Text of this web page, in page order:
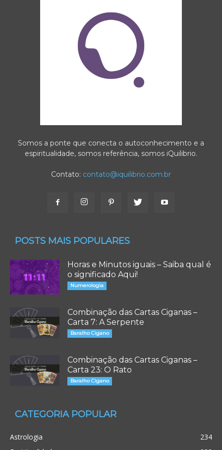
Somos a ponte que conecta o autoconhecimento e a
espiritualidade, somos referência, somos iQuilibrio.
Contato: contato@iquilibrio.com.br
POSTS MAIS POPULARES
Horas e Minutos iguais – Saiba qual é
o significado Aqui!
Numerologia
Combinação das Cartas Ciganas –
Carta 7: A Serpente
Baralho Cigano
Combinação das Cartas Ciganas –
Carta 23: O Rato
Baralho Cigano
CATEGORIA POPULAR
Astrologia
234